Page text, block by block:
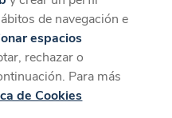
de navegación e
espacios
rechazar o
Para más
de Cookies